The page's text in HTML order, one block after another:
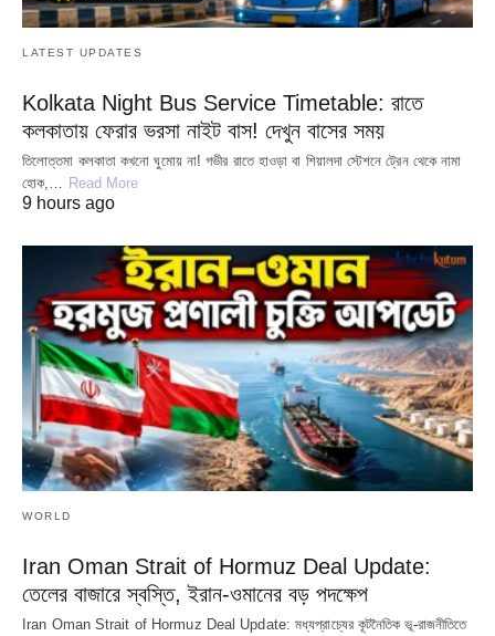
LATEST UPDATES
Kolkata Night Bus Service Timetable: রাতে
কলকাতায় ফেরার ভরসা নাইট বাস! দেখুন বাসের সময়
তিলোত্তমা কলকাতা কখনো ঘুমোয় না! গভীর রাতে হাওড়া বা শিয়ালদা স্টেশনে ট্রেন থেকে নামা
হোক,… Read More
9 hours ago
WORLD
Iran Oman Strait of Hormuz Deal Update:
তেলের বাজারে স্বস্তি, ইরান-ওমানের বড় পদক্ষেপ
Iran Oman Strait of Hormuz Deal Update: মধ্যপ্রাচ্যের কূটনৈতিক ভূ-রাজনীতিতে